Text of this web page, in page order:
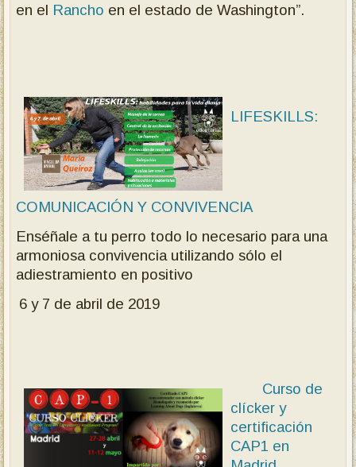
en el Rancho en el estado de Washington”.
LIFESKILLS:
COMUNICACIÓN Y CONVIVENCIA
Enséñale a tu perro todo lo necesario para una
armoniosa convivencia utilizando sólo el
adiestramiento en positivo
6 y 7 de abril de 2019
Curso de
clícker y
certificación
CAP1 en